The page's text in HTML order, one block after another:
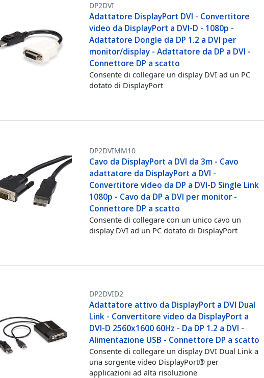
DP2DVI
Adattatore DisplayPort DVI - Convertitore
video da DisplayPort a DVI-D - 1080p -
Adattatore Dongle da DP 1.2 a DVI per
monitor/display - Adattatore da DP a DVI -
Connettore DP a scatto
Consente di collegare un display DVI ad un PC
dotato di DisplayPort
DP2DVIMM10
Cavo da DisplayPort a DVI da 3m - Cavo
adattatore da DisplayPort a DVI -
Convertitore video da DP a DVI-D Single Link
1080p - Cavo da DP a DVI per monitor -
Connettore DP a scatto
Consente di collegare con un unico cavo un
display DVI ad un PC dotato di DisplayPort
DP2DVID2
Adattatore attivo da DisplayPort a DVI Dual
Link - Convertitore video da DisplayPort a
DVI-D 2560x1600 60Hz - Da DP 1.2 a DVI -
Alimentazione USB - Connettore DP a scatto
Consente di collegare un display DVI Dual Link a
una sorgente video DisplayPort® per
applicazioni ad alta risoluzione